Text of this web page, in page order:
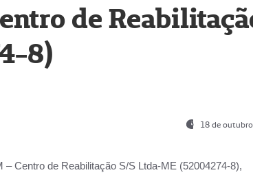
de
8)
18 de
– Centro de Reabilitação S/S Ltda-ME (52004274-8),